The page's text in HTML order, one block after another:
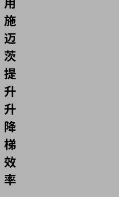
施
迈
茨
提
升
升
降
梯
效
率